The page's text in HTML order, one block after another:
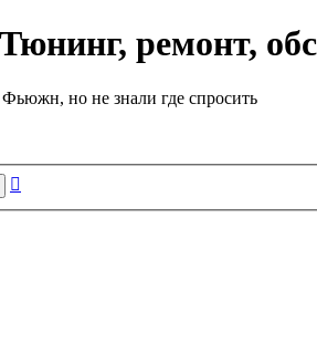
ремонт,
но не знали где спросить